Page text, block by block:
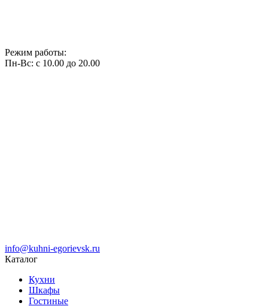
Режим работы:
Пн-Вс: с 10.00 до 20.00
info@kuhni-egorievsk.ru
Каталог
Кухни
Шкафы
Гостиные